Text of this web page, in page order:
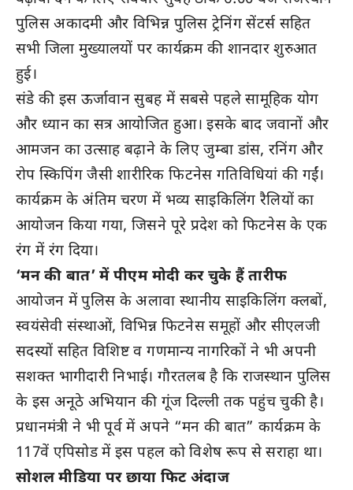
पुलिस अकादमी और विभिन्न पुलिस ट्रेनिंग सेंटर्स सहित
सभी जिला मुख्यालयों पर कार्यक्रम की शानदार शुरुआत
हुई।
संडे की इस ऊर्जावान सुबह में सबसे पहले सामूहिक योग
और ध्यान का सत्र आयोजित हुआ। इसके बाद जवानों और
आमजन का उत्साह बढ़ाने के लिए जुम्बा डांस, रनिंग और
रोप स्किपिंग जैसी शारीरिक फिटनेस गतिविधियां की गईं।
कार्यक्रम के अंतिम चरण में भव्य साइकिलिंग रैलियों का
आयोजन किया गया, जिसने पूरे प्रदेश को फिटनेस के एक
रंग में रंग दिया।
‘मन की बात’ में पीएम मोदी कर चुके हैं तारीफ
आयोजन में पुलिस के अलावा स्थानीय साइकिलिंग क्लबों,
स्वयंसेवी संस्थाओं, विभिन्न फिटनेस समूहों और सीएलजी
सदस्यों सहित विशिष्ट व गणमान्य नागरिकों ने भी अपनी
सशक्त भागीदारी निभाई। गौरतलब है कि राजस्थान पुलिस
के इस अनूठे अभियान की गूंज दिल्ली तक पहुंच चुकी है।
प्रधानमंत्री ने भी पूर्व में अपने “मन की बात” कार्यक्रम के
117वें एपिसोड में इस पहल को विशेष रूप से सराहा था।
सोशल मीडिया पर छाया फिट अंदाज